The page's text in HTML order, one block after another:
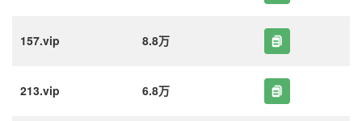
157.vip 8.8万
213.vip 6.8万